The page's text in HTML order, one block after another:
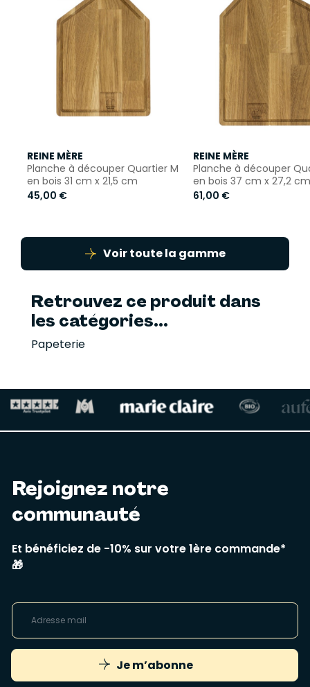
REINE MÈRE
Planche à découper Quartier M
en bois 31 cm x 21,5 cm
45,00 €
REINE MÈRE
Planche à découper
en bois 37 cm x 27,2 cm
61,00 €
Voir toute la gamme
Retrouvez ce produit dans
les catégories...
Papeterie
Rejoignez notre
communauté
Et bénéficiez de -10% sur votre 1ère commande*
🎁
Je m’abonne